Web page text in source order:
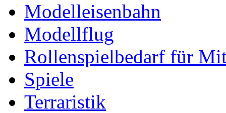
Modelleisenbahn
Modellflug
Rollenspielbedarf für
Spiele
Terraristik